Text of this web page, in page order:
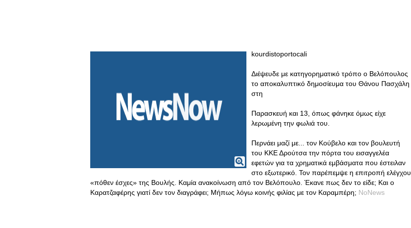
kourdistoportocali
Διέψευδε με κατηγορηματικό τρόπο ο Βελόπουλος
το αποκαλυπτικό δημοσίευμα του Θάνου Πασχάλη
στη
Παρασκευή και 13, όπως φάνηκε όμως είχε
λερωμένη την φωλιά του.
Περνάει μαζί με... τον Κούβελο και τον βουλευτή
του ΚΚΕ Δρούτσα την πόρτα του εισαγγελέα
εφετών για τα χρηματικά εμβάσματα που έστειλαν
στο εξωτερικό. Τον παρέπεμψε η επιτροπή ελέγχου
«πόθεν έσχες» της Βουλής. Καμία ανακοίνωση από τον Βελόπουλο. Έκανε πως δεν το είδε; Και ο
Καρατζαφέρης γιατί δεν τον διαγράφει; Μήπως λόγω κοινής φιλίας με τον Καραμπέρη; NoNews